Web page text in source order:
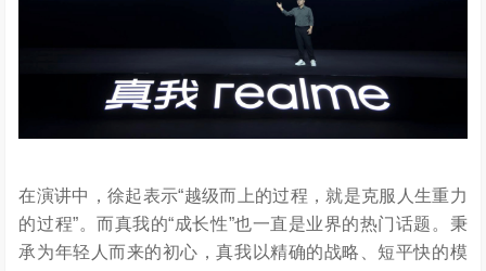
在演讲中，徐起表示“越级而上的过程，就是克服人生重力
的过程”。而真我的“成长性”也一直是业界的热门话题。秉
承为年轻人而来的初心，真我以精确的战略、短平快的模